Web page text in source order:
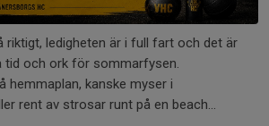
riktigt, ledigheten är i full fart och det är
och ork för sommarfysen.
hemmaplan, kanske myser i
rent av strosar runt på en beach...